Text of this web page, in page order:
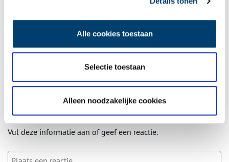
Alle cookies toestaan
Selectie toestaan
Alleen noodzakelijke cookies
Aanvullingen
Vul deze informatie aan of geef een reactie.